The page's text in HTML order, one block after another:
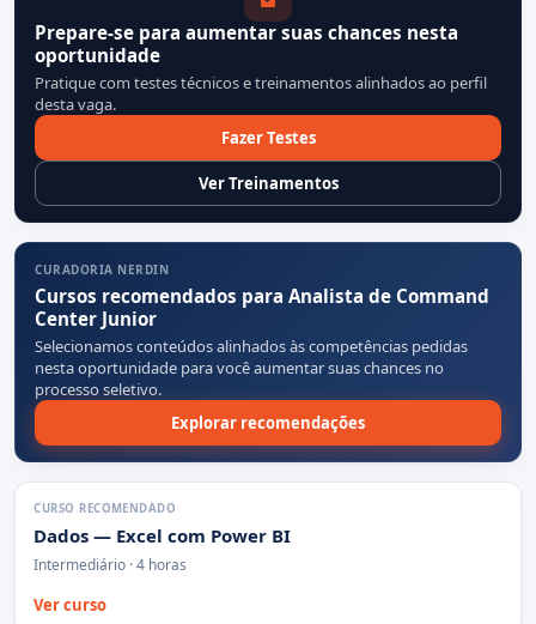
Prepare-se para aumentar suas chances nesta
oportunidade
Pratique com testes técnicos e treinamentos alinhados ao perfil
desta vaga.
Fazer Testes
Ver Treinamentos
CURADORIA NERDIN
Cursos recomendados para Analista de Command
Center Junior
Selecionamos conteúdos alinhados às competências pedidas
nesta oportunidade para você aumentar suas chances no
processo seletivo.
Explorar recomendações
CURSO RECOMENDADO
Dados — Excel com Power BI
Intermediário · 4 horas
Ver curso